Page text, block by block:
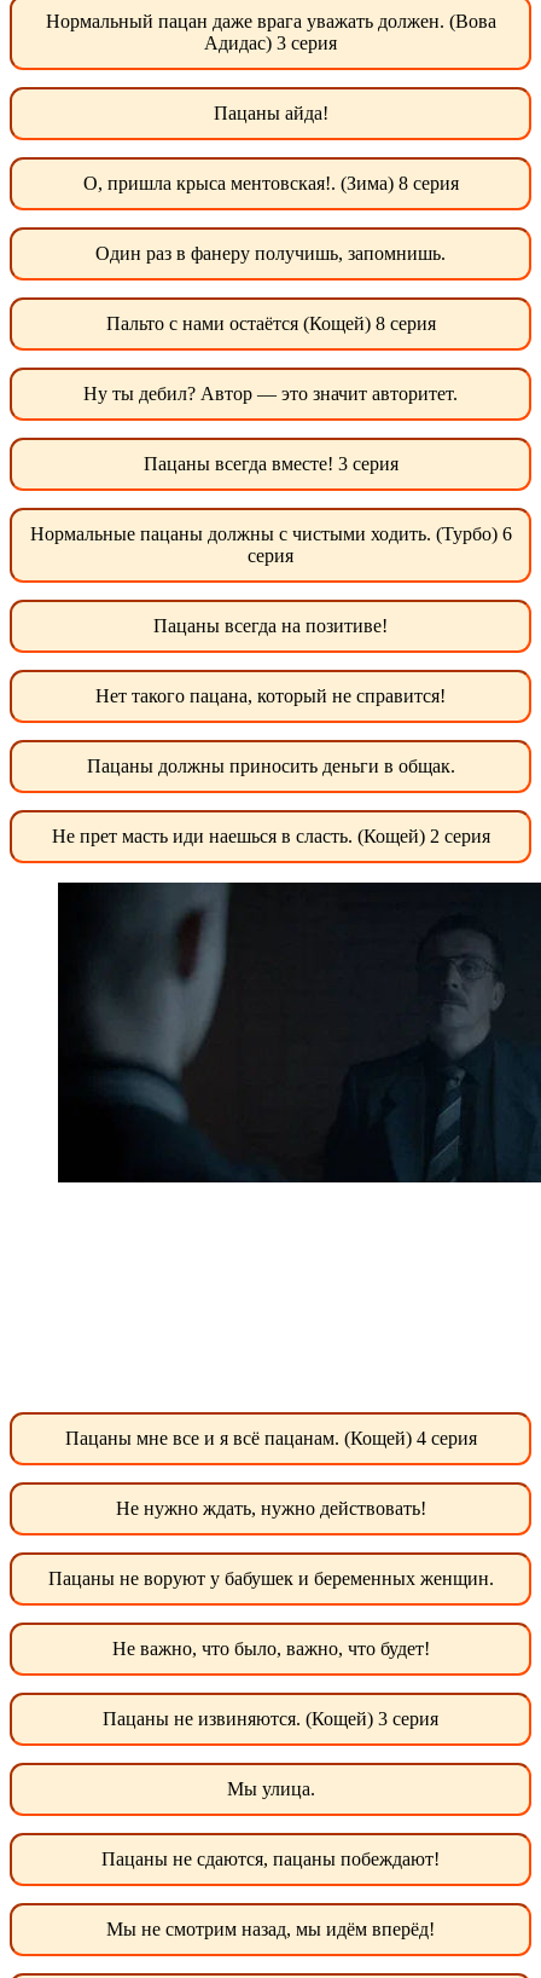
Нормальный пацан даже врага уважать должен. (Вова
Адидас) 3 серия
Пацаны айда!
О, пришла крыса ментовская!. (Зима) 8 серия
Один раз в фанеру получишь, запомнишь.
Пальто с нами остаётся (Кощей) 8 серия
Ну ты дебил? Автор — это значит авторитет.
Пацаны всегда вместе! 3 серия
Нормальные пацаны должны с чистыми ходить. (Турбо) 6
серия
Пацаны всегда на позитиве!
Нет такого пацана, который не справится!
Пацаны должны приносить деньги в общак.
Не прет масть иди наешься в сласть. (Кощей) 2 серия
Пацаны мне все и я всё пацанам. (Кощей) 4 серия
Не нужно ждать, нужно действовать!
Пацаны не воруют у бабушек и беременных женщин.
Не важно, что было, важно, что будет!
Пацаны не извиняются. (Кощей) 3 серия
Мы улица.
Пацаны не сдаются, пацаны побеждают!
Мы не смотрим назад, мы идём вперёд!